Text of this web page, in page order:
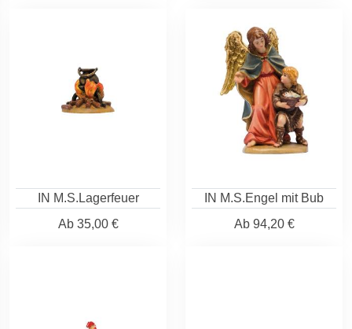
IN M.S.Lagerfeuer
Ab35,00 €
IN M.S.Engel mit Bub
Ab94,20 €